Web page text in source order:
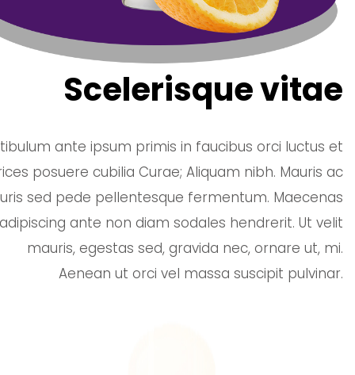
Scelerisque vitae
ante ipsum primis in faucibus orci luctus et
posuere cubilia Curae; Aliquam nibh. Mauris ac
sed pede pellentesque fermentum. Maecenas
adipiscing ante non diam sodales hendrerit. Ut velit
mauris, egestas sed, gravida nec, ornare ut, mi.
Aenean ut orci vel massa suscipit pulvinar.